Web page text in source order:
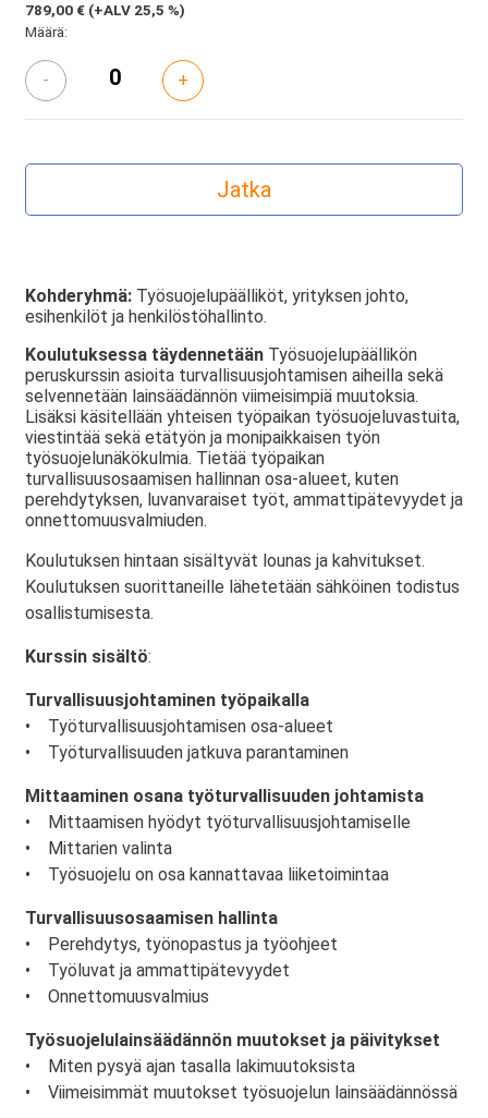
789,00 € (+ALV 25,5 %)
Määrä:
- +
Kohderyhmä: Työsuojelupäälliköt, yrityksen johto,
esihenkilöt ja henkilöstöhallinto.
Koulutuksessa täydennetään Työsuojelupäällikön
peruskurssin asioita turvallisuusjohtamisen aiheilla sekä
selvennetään lainsäädännön viimeisimpiä muutoksia.
Lisäksi käsitellään yhteisen työpaikan työsuojeluvastuita,
viestintää sekä etätyön ja monipaikkaisen työn
työsuojelunäkökulmia. Tietää työpaikan
turvallisuusosaamisen hallinnan osa-alueet, kuten
perehdytyksen, luvanvaraiset työt, ammattipätevyydet ja
onnettomuusvalmiuden.
Koulutuksen hintaan sisältyvät lounas ja kahvitukset.
Koulutuksen suorittaneille lähetetään sähköinen todistus
osallistumisesta.
Kurssin sisältö:
Turvallisuusjohtaminen työpaikalla
• Työturvallisuusjohtamisen osa-alueet
• Työturvallisuuden jatkuva parantaminen
Mittaaminen osana työturvallisuuden johtamista
• Mittaamisen hyödyt työturvallisuusjohtamiselle
• Mittarien valinta
• Työsuojelu on osa kannattavaa liiketoimintaa
Turvallisuusosaamisen hallinta
• Perehdytys, työnopastus ja työohjeet
• Työluvat ja ammattipätevyydet
• Onnettomuusvalmius
Työsuojelulainsäädännön muutokset ja päivitykset
• Miten pysyä ajan tasalla lakimuutoksista
• Viimeisimmät muutokset työsuojelun lainsäädännössä